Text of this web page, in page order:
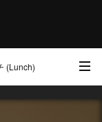
(Lunch)
土産 (Go to)